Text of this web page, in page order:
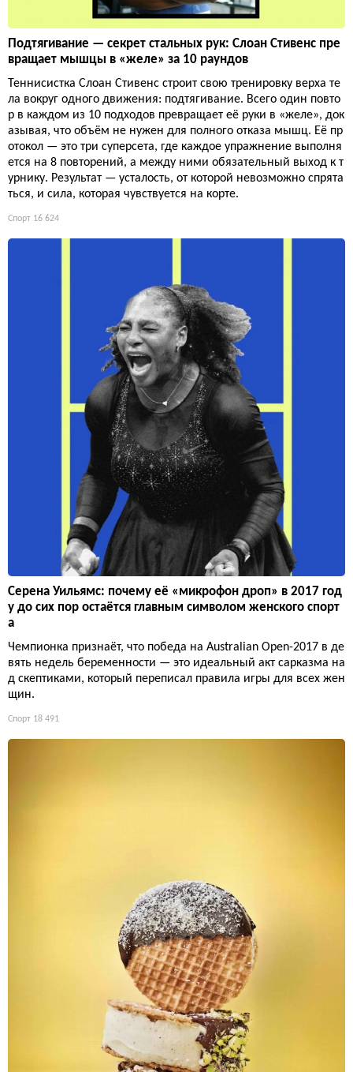
Подтягивание — секрет стальных рук: Слоан Стивенс пре
вращает мышцы в «желе» за 10 раундов
Теннисистка Слоан Стивенс строит свою тренировку верха те
ла вокруг одного движения: подтягивание. Всего один повто
р в каждом из 10 подходов превращает её руки в «желе», док
азывая, что объём не нужен для полного отказа мышц. Её пр
отокол — это три суперсета, где каждое упражнение выполня
ется на 8 повторений, а между ними обязательный выход к т
урнику. Результат — усталость, от которой невозможно спрята
ться, и сила, которая чувствуется на корте.
Спорт 16 624
Серена Уильямс: почему её «микрофон дроп» в 2017 год
у до сих пор остаётся главным символом женского спорт
а
Чемпионка признаёт, что победа на Australian Open-2017 в де
вять недель беременности — это идеальный акт сарказма на
д скептиками, который переписал правила игры для всех жен
щин.
Спорт 18 491